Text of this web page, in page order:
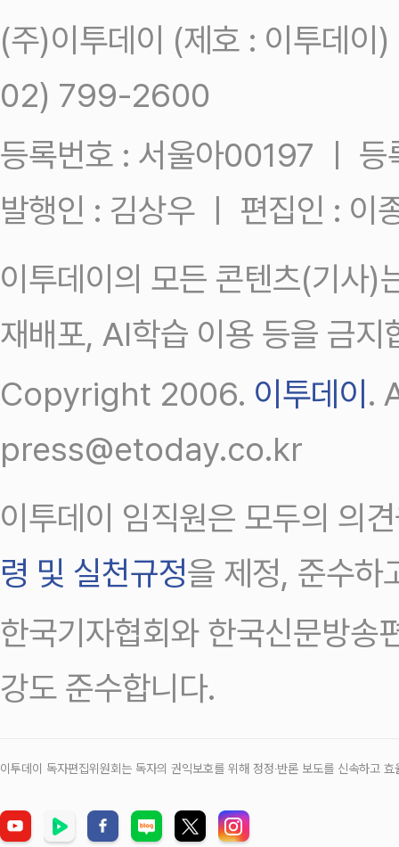
(주)이투데이 (제호 : 이투데
02) 799-2600
등록번호 : 서울아00197 ㅣ
발행인 : 김상우 ㅣ 편집인 : 이
이투데이의 모든 콘텐츠(기사)
재배포, AI학습 이용 등을 금지
Copyright 2006. 이투데이.
press@etoday.co.kr
이투데이 임직원은 모두의 의
령 및 실천규정을 제정, 준수하
한국기자협회와 한국신문방송
강도 준수합니다.
이투데이 독자편집위원회는 독자의 권익보호를 위해 정정‧반론 보도를 신속하고